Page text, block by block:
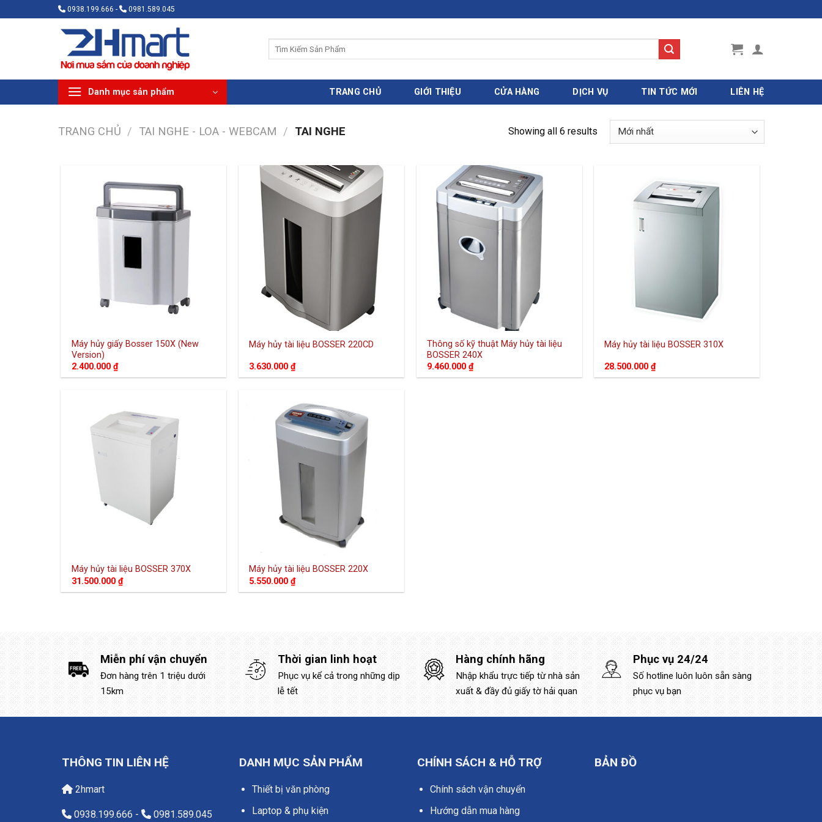
qua
0938.199.666 - 0981.589.045
Danh mục sản phẩm TRANG CHỦ GIỚI THIỆU CỬA HÀNG DỊCH VỤ TIN TỨC MỚI LIÊN HỆ
TRANG CHỦ / TAI NGHE - LOA - WEBCAM / TAI NGHE Showing all 6 results
Máy hủy giấy Bosser 150X (New
Version)
2.400.000 ₫
Máy hủy tài liệu BOSSER 220CD
3.630.000₫
Thông số kỹ thuật Máy hủy tài liệu
BOSSER 240X
9.460.000 ₫
Máy hủy tài liệu BOSSER 310X
28.500.000₫
Máy hủy tài liệu BOSSER 370X
31.500.000 ₫
Máy hủy tài liệu BOSSER 220X
5.550.000₫
Miễn phí vận chuyển
Đơn hàng trên 1 triệu dưới
15km
Thời gian linh hoạt
Phục vụ kể cả trong những dịp
lễ tết
Hàng chính hãng
Nhập khẩu trực tiếp từ nhà sản
xuất & đầy đủ giấy tờ hải quan
Phục vụ 24/24
Số hotline luôn luôn sẵn sàng
phục vụ bạn
THÔNG TIN LIÊN HỆ
2hmart
0938.199.666 - 0981.589.045
DANH MỤC SẢN PHẨM
Thiết bị văn phòng
Laptop & phụ kiện
CHÍNH SÁCH & HỖ TRỢ
Chính sách vận chuyển
Hướng dẫn mua hàng
BẢN ĐỒ